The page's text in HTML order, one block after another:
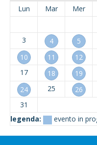
Lun
Mar Mer
3
4 5
10
11 12
17
18 19
24
25 26
31
legenda:
evento in